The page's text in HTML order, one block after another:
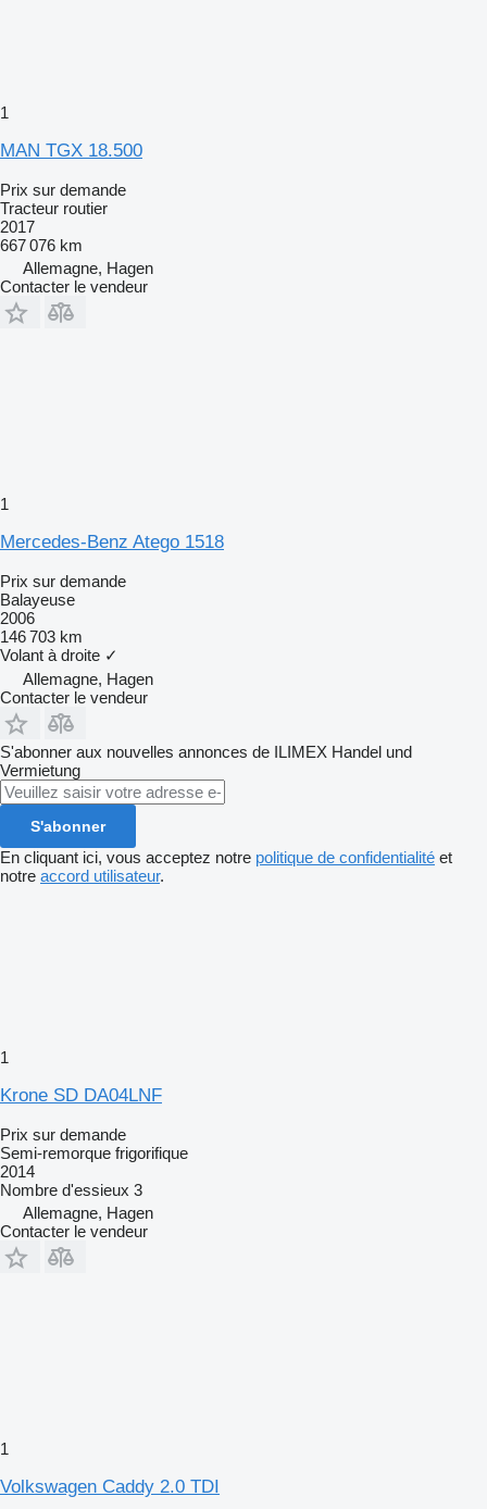
1
MAN TGX 18.500
Prix sur demande
Tracteur routier
2017
667 076 km
Allemagne, Hagen
Contacter le vendeur
1
Mercedes-Benz Atego 1518
Prix sur demande
Balayeuse
2006
146 703 km
Volant à droite ✓
Allemagne, Hagen
Contacter le vendeur
S'abonner aux nouvelles annonces de ILIMEX Handel und
Vermietung
S'abonner
En cliquant ici, vous acceptez notre politique de confidentialité et
notre accord utilisateur.
1
Krone SD DA04LNF
Prix sur demande
Semi-remorque frigorifique
2014
Nombre d'essieux 3
Allemagne, Hagen
Contacter le vendeur
1
Volkswagen Caddy 2.0 TDI